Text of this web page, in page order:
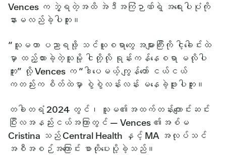
Vences က ဘွဲ့ရတဲ့အထိ အဲဒီအကြံဉာဏ်ရဲ့ အရေးပါပုံကို
နားမလည်ခဲ့ပါဘူး။
“သူမဟာ ပညာရဖို့ သင်ယူစရာတွေ အများကြီးကို ငါ့ခေါင်းထဲ
မှာ ထည့်ထားခဲ့တဲ့သူမို့ ငါတို့လို ရုန်းကန်နေစရာ မလိုပါ
ဘူး” လို့ Vences က “ဒါပေမယ့် ကျွန်တော် ငယ်ငယ်
ကတည်းက စိတ်ထဲမှာ စွဲစွဲလန်းလန်း မနေခဲ့ဖူးပါဘူး။
တခါတရံ 2024 တွင်၊ သူမ၏အထက်တန်းကျောင်းဆင်း
ပြီးလအနည်းငယ်အကြာတွင် — Vences ၏အစ်မ
Cristina သည် Central Health နှင့် MA အလုပ်သင်
အစီအစဉ်အကြောင်း စာတိုပေးပို့ခဲ့သည်။